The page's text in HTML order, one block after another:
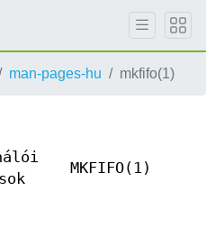
man-pages-hu mkfifo(1)
MKFIFO(1)